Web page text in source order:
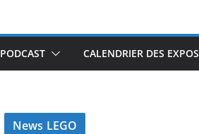
PODCAST CALENDRIER DES EXPOS
News LEGO